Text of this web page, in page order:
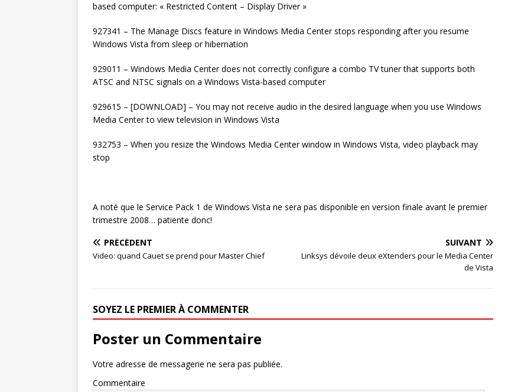
based computer: « Restricted Content – Display Driver »
927341 – The Manage Discs feature in Windows Media Center stops responding after you resume
Windows Vista from sleep or hibernation
929011 – Windows Media Center does not correctly configure a combo TV tuner that supports both
ATSC and NTSC signals on a Windows Vista-based computer
929615 – [DOWNLOAD] – You may not receive audio in the desired language when you use Windows
Media Center to view television in Windows Vista
932753 – When you resize the Windows Media Center window in Windows Vista, video playback may
stop
A noté que le Service Pack 1 de Windows Vista ne sera pas disponible en version finale avant le premier
trimestre 2008… patiente donc!
PRÉCÉDENT
Video: quand Cauet se prend pour Master Chief
SUIVANT
Linksys dévoile deux eXtenders pour le Media Center
de Vista
SOYEZ LE PREMIER À COMMENTER
Poster un Commentaire
Votre adresse de messagerie ne sera pas publiée.
Commentaire